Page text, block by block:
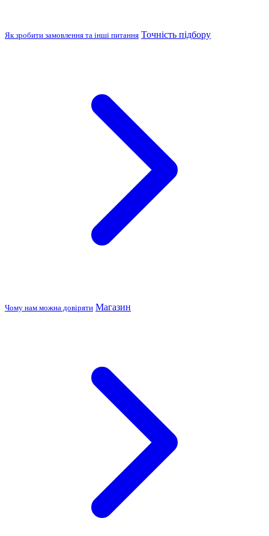
Як зробити замовлення та інші питання Точність підбору
Чому нам можна довіряти Магазин